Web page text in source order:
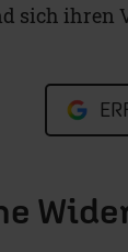
sich ihren